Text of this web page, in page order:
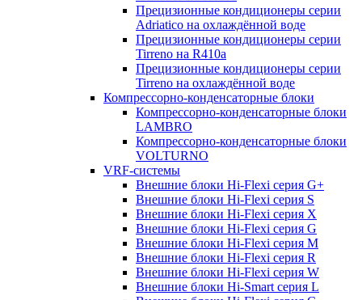
Прецизионные кондиционеры серии
Adriatico на охлаждённой воде
Прецизионные кондиционеры серии
Tirreno на R410a
Прецизионные кондиционеры серии
Tirreno на охлаждённой воде
Компрессорно-конденсаторные блоки
Компрессорно-конденсаторные блоки
LAMBRO
Компрессорно-конденсаторные блоки
VOLTURNO
VRF-системы
Внешние блоки Hi-Flexi серия G+
Внешние блоки Hi-Flexi серия S
Внешние блоки Hi-Flexi серия X
Внешние блоки Hi-Flexi серия G
Внешние блоки Hi-Flexi серия M
Внешние блоки Hi-Flexi серия R
Внешние блоки Hi-Flexi серия W
Внешние блоки Hi-Smart серия L